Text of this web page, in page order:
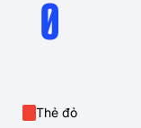
0
Thẻ đỏ